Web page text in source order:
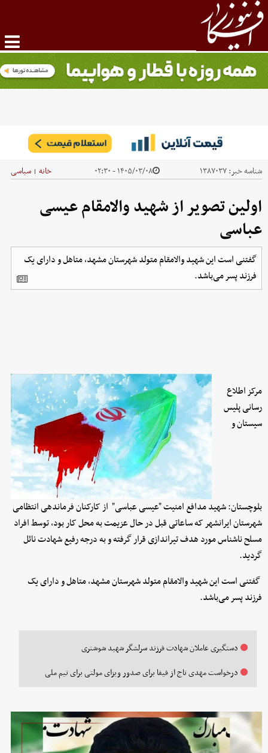
شناسه خبر:۱۳۸۷۰۳۷ ۱۴۰۵/۰۳/۰۸ - ۰۲:۳۰ خانه | سیاسی
اولین تصویر از شهید والامقام عیسی
عباسی
گفتنی است این شهید والامقام متولد شهرستان مشهد، متاهل و دارای یک
فرزند پسر می‌باشد.
مرکز اطلاع
رسانی پلیس
سیستان و
بلوچستان: شهید مدافع امنیت "عیسی عباسی" از کارکنان فرماندهی انتظامی
شهرستان ایرانشهر که ساعاتی قبل در حال عزیمت به محل کار بود، توسط افراد
مسلح ناشناس مورد هدف تیراندازی قرار گرفته و به درجه رفیع شهادت نائل
گردید.
گفتنی است این شهید والامقام متولد شهرستان مشهد، متاهل و دارای یک
فرزند پسر می‌باشد.
دستگیری عاملان شهادت فرزند سرلشگر شهید شوشتری
درخواست مهدی تاج از فیفا برای صدور ویزای مولتی برای تیم ملی